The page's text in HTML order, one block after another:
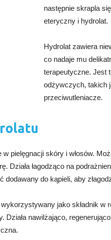
następnie skrapla
eteryczny i hydrolat.
Hydrolat zawiera
co nadaje mu
terapeutyczne. Jest
odżywczych, takich
przeciwutleniacze.
pielęgnacji skóry i włosów.
Działa łagodząco na
dodawany do kąpieli, aby
jako składnik w
nawilżająco,